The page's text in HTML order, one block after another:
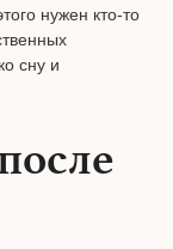
нужен кто-то
сну и